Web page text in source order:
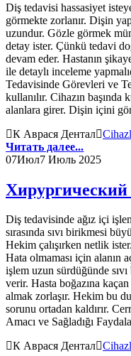
Diş tedavisi hassasiyet
görmekte zorlanır. Dişin
uzundur. Gözle görmek
detay ister. Çünkü tedavi
devam eder. Hastanın
ile detaylı inceleme
Tedavisinde Görevleri ve
kullanılır. Cihazın
alanlara girer. Dişin içini
К Аврася Дентал
Читать далее...
07Июл7 Июль 2025
Хирургический
Diş tedavisinde ağız içi
sırasında sıvı birikmesi
Hekim çalışırken netlik
Hata olmaması için alanın
işlem uzun sürdüğünde
verir. Hasta boğazına
almak zorlaşır. Hekim bu
sorunu ortadan kaldırır.
Amacı ve Sağladığı
К Аврася Дентал